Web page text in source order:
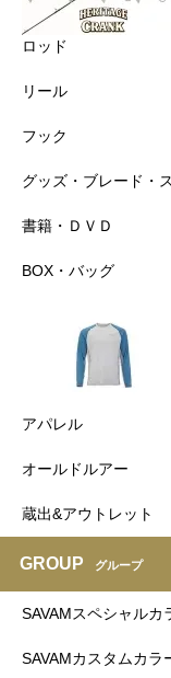
ロッド
リール
フック
グッズ・ブレード・
書籍・ＤＶＤ
BOX・バッグ
アパレル
オールドルアー
蔵出&アウトレット
GROUP グループ
SAVAMスペシャルカ
SAVAMカスタムカラ